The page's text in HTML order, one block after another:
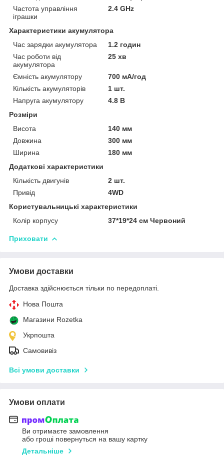
Частота управління
іграшки
2.4 GHz
Характеристики акумулятора
Час зарядки акумулятора
1.2 годин
Час роботи від
акумулятора
25 хв
Ємність акумулятору
700 мА/год
Кількість акумуляторів
1 шт.
Напруга акумулятору
4.8 В
Розміри
Висота
140 мм
Довжина
300 мм
Ширина
180 мм
Додаткові характеристики
Кількість двигунів
2 шт.
Привід
4WD
Користувальницькі характеристики
Колір корпусу
37*19*24 см Червоний
Приховати
Умови доставки
Доставка здійснюється тільки по передоплаті.
Нова Пошта
Магазини Rozetka
Укрпошта
Самовивіз
Всі умови доставки
Умови оплати
Ви отримаєте замовлення
або гроші повернуться на вашу картку
Детальніше